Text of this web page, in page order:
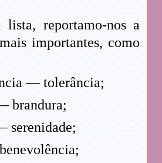
lista, reportamo-nos a
importantes, como
— tolerância;
brandura;
serenidade;